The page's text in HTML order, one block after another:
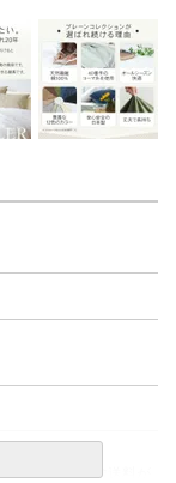
お届けは別途送料が